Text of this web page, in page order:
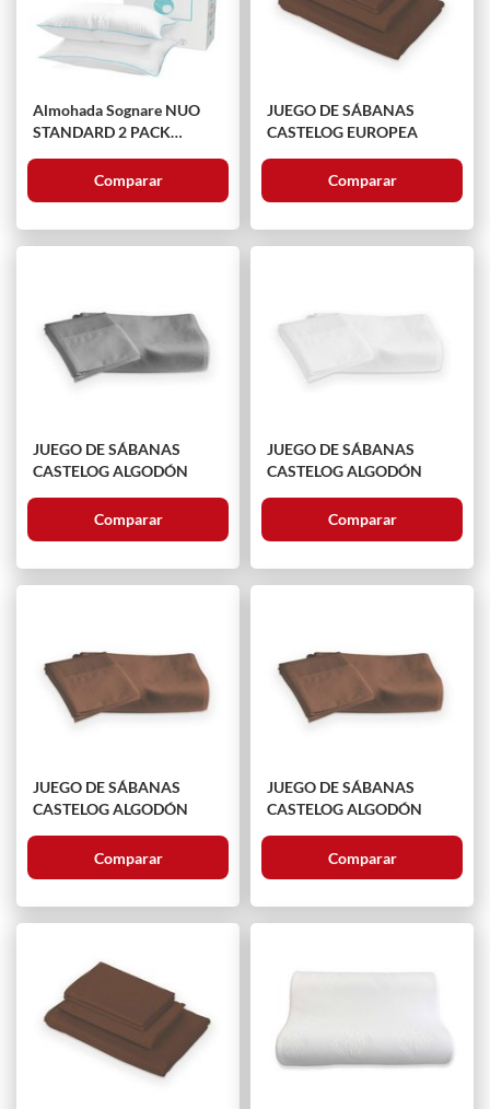
Almohada Sognare NUO
STANDARD 2 PACK
Comparar
JUEGO DE SÁBANAS
CASTELOG EUROPEA
Comparar
JUEGO DE SÁBANAS
CASTELOG ALGODÓN
Comparar
JUEGO DE SÁBANAS
CASTELOG ALGODÓN
Comparar
JUEGO DE SÁBANAS
CASTELOG ALGODÓN
Comparar
JUEGO DE SÁBANAS
CASTELOG ALGODÓN
Comparar